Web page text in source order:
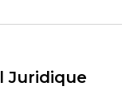
Juridique